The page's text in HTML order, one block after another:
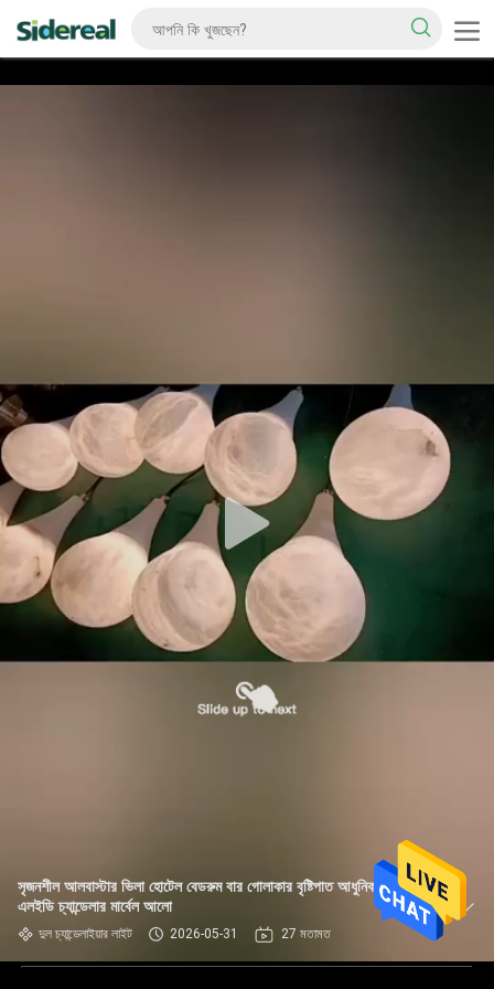
সৃজনশীল আলবাস্টার ভিলা হোটেল বেডরুম বার গোলাকার বৃষ্টিপাত আধুনিক সজ্জা
এলইডি চ্যান্ডেলার মার্বেল আলো
দুল চ্যান্ডেলাইয়ার লাইট 2026-05-31 27 মতামত